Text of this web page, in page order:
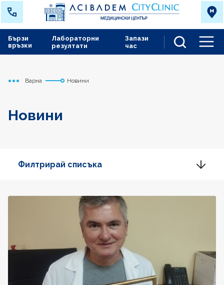
Лабораторни
резултати
Запази
час
Бързи
връзки
Начало
Варна Новини
Новини
Филтрирай списъка